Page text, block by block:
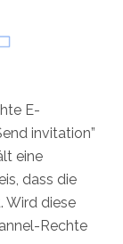
E-
invitation”
eine
dass die
Wird diese
Rechte